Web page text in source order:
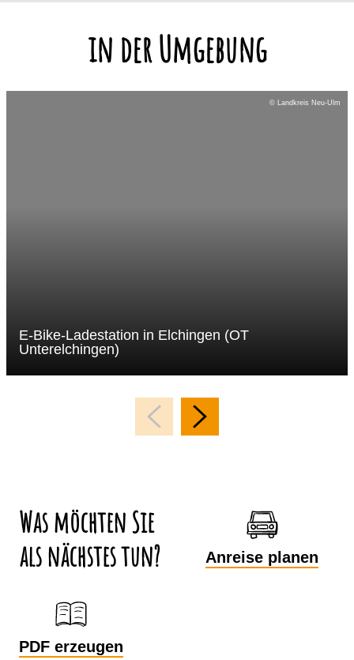
in der Umgebung
© Landkreis Neu-Ulm
E-Bike-Ladestation in Elchingen (OT
Unterelchingen)
Was möchten Sie
als nächstes tun?
Anreise planen
PDF erzeugen